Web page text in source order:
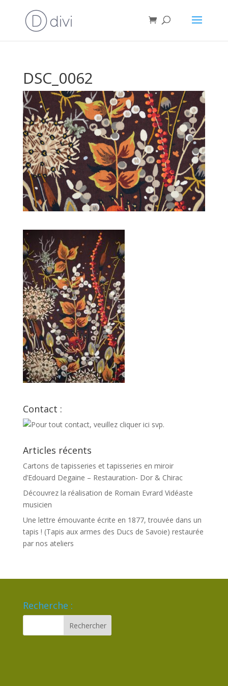
DSC_0062
Contact :
Articles récents
Cartons de tapisseries et tapisseries en miroir
d’Edouard Degaine – Restauration- Dor & Chirac
Découvrez la réalisation de Romain Evrard Vidéaste
musicien
Une lettre émouvante écrite en 1877, trouvée dans un
tapis ! (Tapis aux armes des Ducs de Savoie) restaurée
par nos ateliers
Recherche :